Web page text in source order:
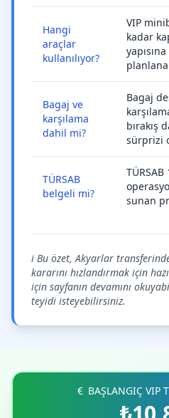
Hangi
araçlar
kullanılıyor?
VIP
kadar
Bagaj ve
karşılama
dahil mi?
Bagaj
bırakış
sürprizi
TÜRSAB
belgeli mi?
sunan
ℹ️ Bu özet, Akyarlar
kararını hızlandırmak için
için sayfanın devamını
teyidi isteyebilirsiniz.
BAŞLANGIÇ VIP